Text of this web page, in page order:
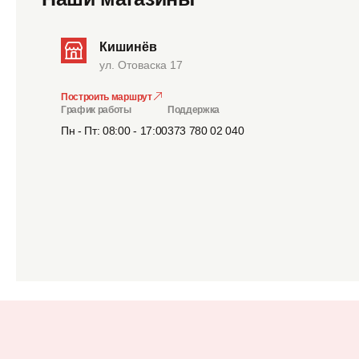
Кишинёв
ул. Отоваска 17
Построить маршрут
График работы
Пн - Пт: 08:00 - 17:00
Поддержка
373 780 02 040